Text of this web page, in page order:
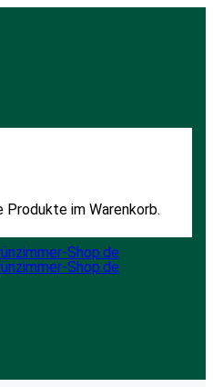
Produkte im Warenkorb.